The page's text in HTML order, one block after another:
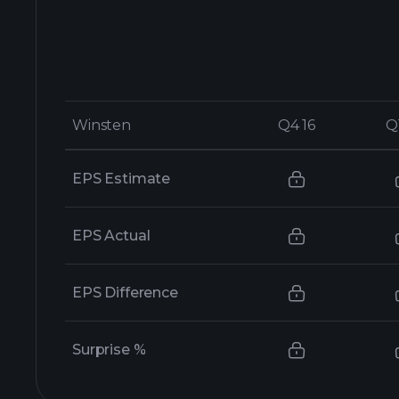
Winsten Q4 16
Winsten Q4 16
EPS Estimate
EPS Actual
EPS Difference
Surprise %